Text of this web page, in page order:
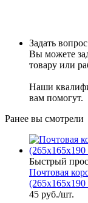
Задать вопрос
Вы можете
товару или
Наши
вам помогут.
Ранее вы смотрели
Быстрый
Почтовая
45 руб./шт.